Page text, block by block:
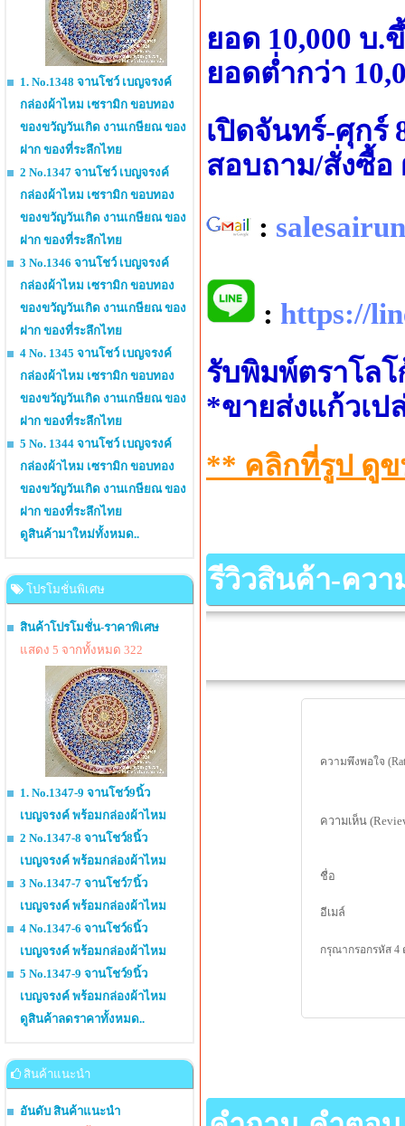
1. No.1348 จานโชว์ เบญจรงค์
กล่องผ้าไหม เซรามิก ขอบทอง
ของขวัญวันเกิด งานเกษียณ ของ
ฝาก ของที่ระลึกไทย
2 No.1347 จานโชว์ เบญจรงค์
กล่องผ้าไหม เซรามิก ขอบทอง
ของขวัญวันเกิด งานเกษียณ ของ
ฝาก ของที่ระลึกไทย
3 No.1346 จานโชว์ เบญจรงค์
กล่องผ้าไหม เซรามิก ขอบทอง
ของขวัญวันเกิด งานเกษียณ ของ
ฝาก ของที่ระลึกไทย
4 No. 1345 จานโชว์ เบญจรงค์
กล่องผ้าไหม เซรามิก ขอบทอง
ของขวัญวันเกิด งานเกษียณ ของ
ฝาก ของที่ระลึกไทย
5 No. 1344 จานโชว์ เบญจรงค์
กล่องผ้าไหม เซรามิก ขอบทอง
ของขวัญวันเกิด งานเกษียณ ของ
ฝาก ของที่ระลึกไทย
ดูสินค้ามาใหม่ทั้งหมด..
โปรโมชั่นพิเศษ
สินค้าโปรโมชั่น-ราคาพิเศษ
แสดง 5 จากทั้งหมด 322
1. No.1347-9 จานโชว์9นิ้ว
เบญจรงค์ พร้อมกล่องผ้าไหม
2 No.1347-8 จานโชว์8นิ้ว
เบญจรงค์ พร้อมกล่องผ้าไหม
3 No.1347-7 จานโชว์7นิ้ว
เบญจรงค์ พร้อมกล่องผ้าไหม
4 No.1347-6 จานโชว์6นิ้ว
เบญจรงค์ พร้อมกล่องผ้าไหม
5 No.1347-9 จานโชว์9นิ้ว
เบญจรงค์ พร้อมกล่องผ้าไหม
ดูสินค้าลดราคาทั้งหมด..
สินค้าแนะนำ
อันดับ สินค้าแนะนำ
ยอด 10,000 บ
ยอดต่ำกว่า
เปิดจันทร์-ศุกร์
สอบถาม/สั่งซื้อ
:
: https://
รับพิมพ์ตราโล
*ขายส่งแก้วเป
** คลิกที่รูป ดู
รีวิวสินค้า-ควา
ความพึงพอใจ
ความเห็น
ชื่อ
อีเมล์
กรุณากรอกรหัส 4